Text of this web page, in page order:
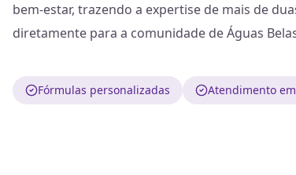
bem-estar, trazendo a expertise de mais de
diretamente para a comunidade de Águas
Fórmulas personalizadas Atendimento